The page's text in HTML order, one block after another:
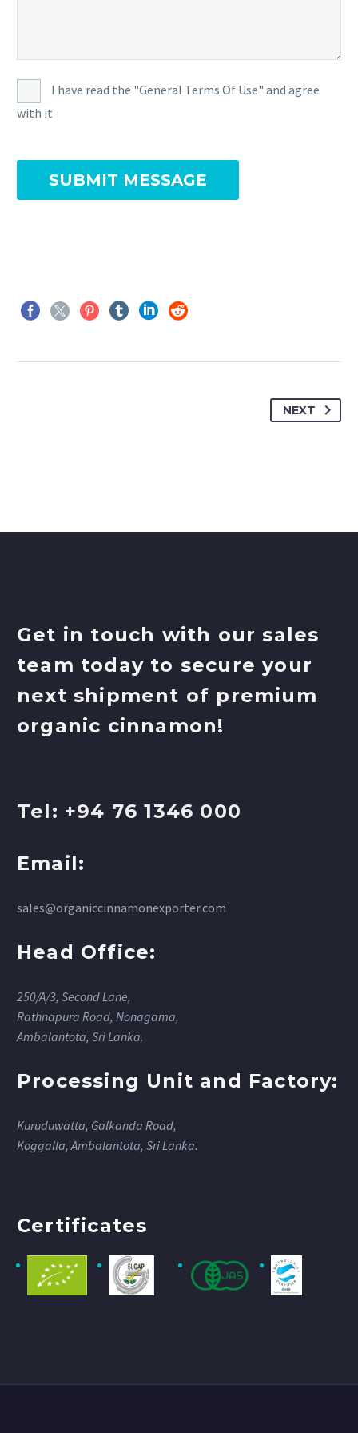
I have read the "General Terms Of Use" and agree
with it
NEXT
Get in touch with our sales
team today to secure your
next shipment of premium
organic cinnamon!
Tel: +94 76 1346 000
Email:
sales@organiccinnamonexporter.com
Head Office:
250/A/3, Second Lane,
Rathnapura Road, Nonagama,
Ambalantota, Sri Lanka.
Processing Unit and Factory:
Kuruduwatta, Galkanda Road,
Koggalla, Ambalantota, Sri Lanka.
Certificates